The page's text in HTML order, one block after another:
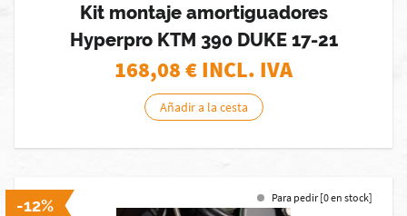
Kit montaje amortiguadores
Hyperpro KTM 390 DUKE 17-21
168,08€ INCL. IVA
Añadir a la cesta
-12% Para pedir [0 en stock]